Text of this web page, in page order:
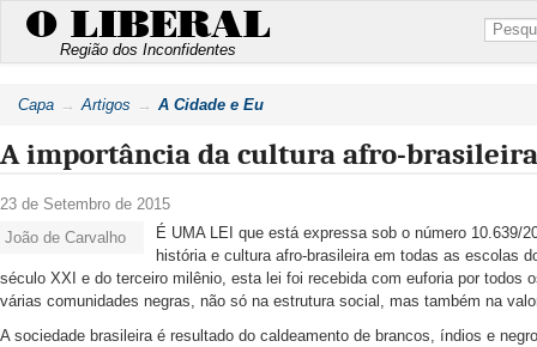
O LIBERAL
Região dos Inconfidentes
Capa Artigos A Cidade e Eu
A importância da cultura afro-brasileira
23 de Setembro de 2015
João de Carvalho
É UMA LEI que está expressa sob o número 10.639/
história e cultura afro-brasileira em todas as escolas
século XXI e do terceiro milênio, esta lei foi recebida com euforia por todos
várias comunidades negras, não só na estrutura social, mas também na
A sociedade brasileira é resultado do caldeamento de brancos, índios e